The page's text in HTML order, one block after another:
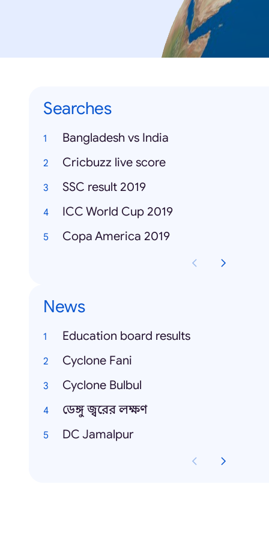
Searches
Bangladesh vs India
Cricbuzz live score
SSC result 2019
ICC World Cup 2019
Copa America 2019
News
Education board results
Cyclone Fani
Cyclone Bulbul
ডেঙ্গু জ্বরের লক্ষণ
DC Jamalpur